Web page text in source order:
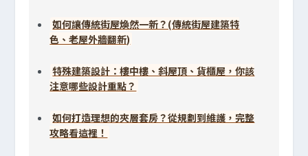
如何讓傳統街屋煥然一新？(傳統街屋建築特
色、老屋外牆翻新)
特殊建築設計：樓中樓、斜屋頂、貨櫃屋，你該
注意哪些設計重點？
如何打造理想的夾層套房？從規劃到維護，完整
攻略看這裡！